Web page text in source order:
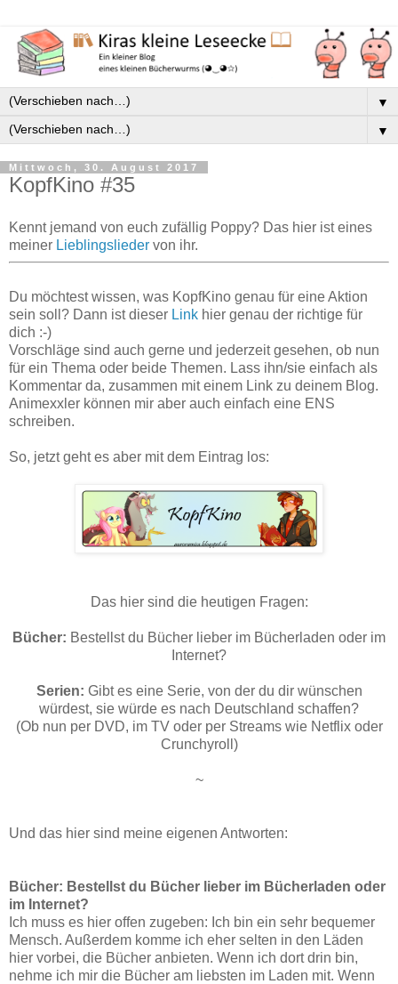
▼
▼
Mittwoch, 30. August 2017
KopfKino #35
Kennt jemand von euch zufällig Poppy? Das hier ist eines
meiner Lieblingslieder von ihr.
Du möchtest wissen, was KopfKino genau für eine Aktion
sein soll? Dann ist dieser Link hier genau der richtige für
dich :-)
Vorschläge sind auch gerne und jederzeit gesehen, ob nun
für ein Thema oder beide Themen. Lass ihn/sie einfach als
Kommentar da, zusammen mit einem Link zu deinem Blog.
Animexxler können mir aber auch einfach eine ENS
schreiben.
So, jetzt geht es aber mit dem Eintrag los:
Das hier sind die heutigen Fragen:
Bücher: Bestellst du Bücher lieber im Bücherladen oder im
Internet?
Serien: Gibt es eine Serie, von der du dir wünschen
würdest, sie würde es nach Deutschland schaffen?
(Ob nun per DVD, im TV oder per Streams wie Netflix oder
Crunchyroll)
~
Und das hier sind meine eigenen Antworten:
Bücher: Bestellst du Bücher lieber im Bücherladen oder
im Internet?
Ich muss es hier offen zugeben: Ich bin ein sehr bequemer
Mensch. Außerdem komme ich eher selten in den Läden
hier vorbei, die Bücher anbieten. Wenn ich dort drin bin,
nehme ich mir die Bücher am liebsten im Laden mit. Wenn